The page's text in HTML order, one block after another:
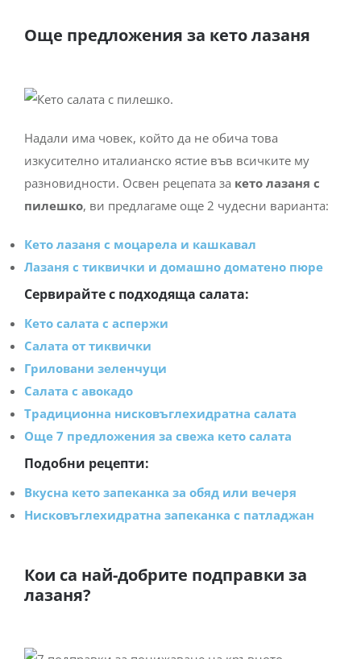
Още предложения за кето лазаня
Надали има човек, който да не обича това
изкусително италианско ястие във всичките му
разновидности. Освен рецепата за кето лазаня с
пилешко, ви предлагаме още 2 чудесни варианта:
Кето лазаня с моцарела и кашкавал
Лазаня с тиквички и домашно доматено пюре
Сервирайте с подходяща салата:
Кето салата с аспержи
Салата от тиквички
Гриловани зеленчуци
Салата с авокадо
Традиционна нисковъглехидратна салата
Още 7 предложения за свежа кето салата
Подобни рецепти:
Вкусна кето запеканка за обяд или вечеря
Нисковъглехидратна запеканка с патладжан
Кои са най-добрите подправки за
лазаня?